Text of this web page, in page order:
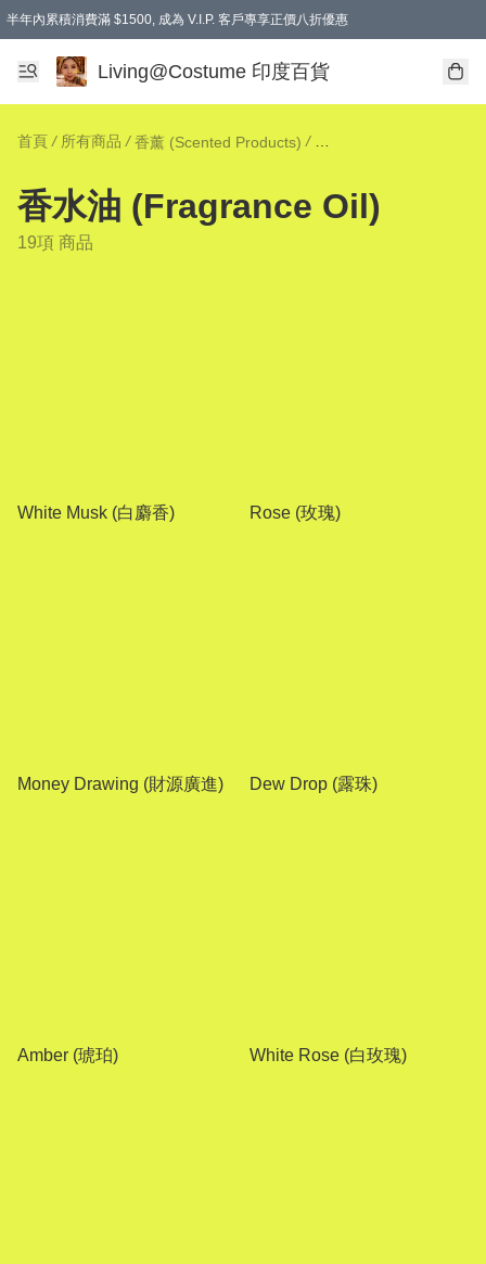
半年內累積消費滿 $1500, 成為 V.I.P. 客戶專享正價八折優惠
滿$600免本地運費
Living@Costume 印度百貨
首頁 / 所有商品 / 香薰 (Scented Products) / 香水油 (Fragrance Oil)
香水油 (Fragrance Oil)
19項 商品
White Musk (白麝香) Rose (玫瑰)
Money Drawing (財源廣進) Dew Drop (露珠)
Amber (琥珀) White Rose (白玫瑰)